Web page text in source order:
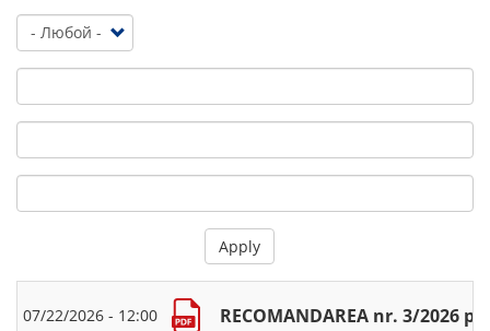
Apply
07/22/2026 - 12:00 RECOMANDAREA nr. 3/